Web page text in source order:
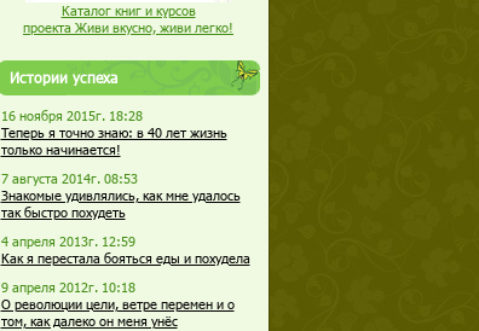
Каталог книг и курсов
проекта Живи вкусно, живи легко!
Истории успеха
16 ноября 2015г. 18:28
Теперь я точно знаю: в 40 лет жизнь
только начинается!
7 августа 2014г. 08:53
Знакомые удивлялись, как мне удалось
так быстро похудеть
4 апреля 2013г. 12:59
Как я перестала бояться еды и похудела
9 апреля 2012г. 10:18
О революции цели, ветре перемен и о
том, как далеко он меня унёс